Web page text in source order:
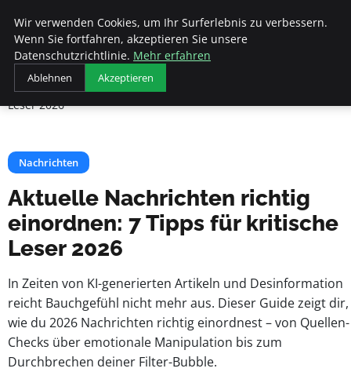
Beyond Surface
Startseite
Nachrichten
Aktuelle Nachrichten richtig einordnen: 7 Tipps für kritische
Leser 2026
Nachrichten
Aktuelle Nachrichten richtig
einordnen: 7 Tipps für kritische
Leser 2026
In Zeiten von KI-generierten Artikeln und Desinformation
reicht Bauchgefühl nicht mehr aus. Dieser Guide zeigt dir,
wie du 2026 Nachrichten richtig einordnest – von Quellen-
Checks über emotionale Manipulation bis zum
Durchbrechen deiner Filter-Bubble.
Wir verwenden Cookies, um Ihr Surferlebnis zu verbessern.
Wenn Sie fortfahren, akzeptieren Sie unsere
Datenschutzrichtlinie. Mehr erfahren
Ablehnen Akzeptieren